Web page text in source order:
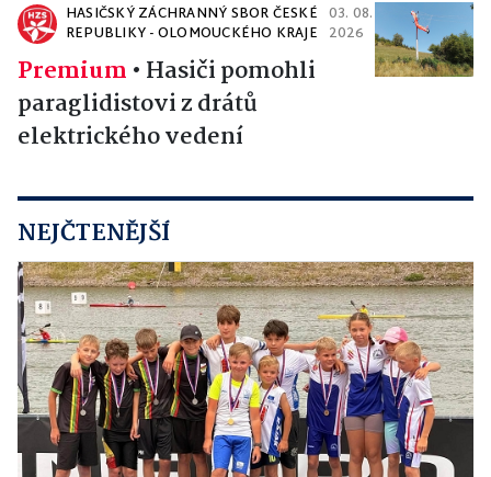
HASIČSKÝ ZÁCHRANNÝ SBOR ČESKÉ
REPUBLIKY - OLOMOUCKÉHO KRAJE
03. 08.
2026
Premium • Hasiči pomohli
paraglidistovi z drátů
elektrického vedení
NEJČTENĚJŠÍ